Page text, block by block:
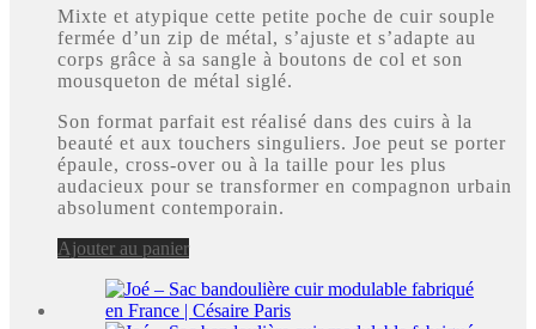
Mixte et atypique cette petite poche de cuir souple
fermée d’un zip de métal, s’ajuste et s’adapte au
corps grâce à sa sangle à boutons de col et son
mousqueton de métal siglé.
Son format parfait est réalisé dans des cuirs à la
beauté et aux touchers singuliers. Joe peut se porter
épaule, cross-over ou à la taille pour les plus
audacieux pour se transformer en compagnon urbain
absolument contemporain.
Ajouter au panier